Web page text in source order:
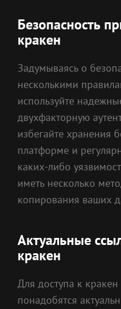
Безопасность
кракен
Задумываясь о
несколькими
используйте
двухфакторную
избегайте хранения
платформе и
каких-либо
иметь несколько
копирования ваших
Актуальные
кракен
Для доступа к
понадобятся